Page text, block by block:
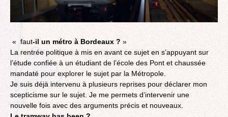
« faut-il un métro à Bordeaux ? »
La rentrée politique à mis en avant ce sujet en s’appuyant sur
l’étude confiée à un étudiant de l’école des Pont et chaussée
mandaté pour explorer le sujet par la Métropole.
Je suis déjà intervenu à plusieurs reprises pour déclarer mon
scepticisme sur le sujet. Je me permets d’intervenir une
nouvelle fois avec des arguments précis et nouveaux.